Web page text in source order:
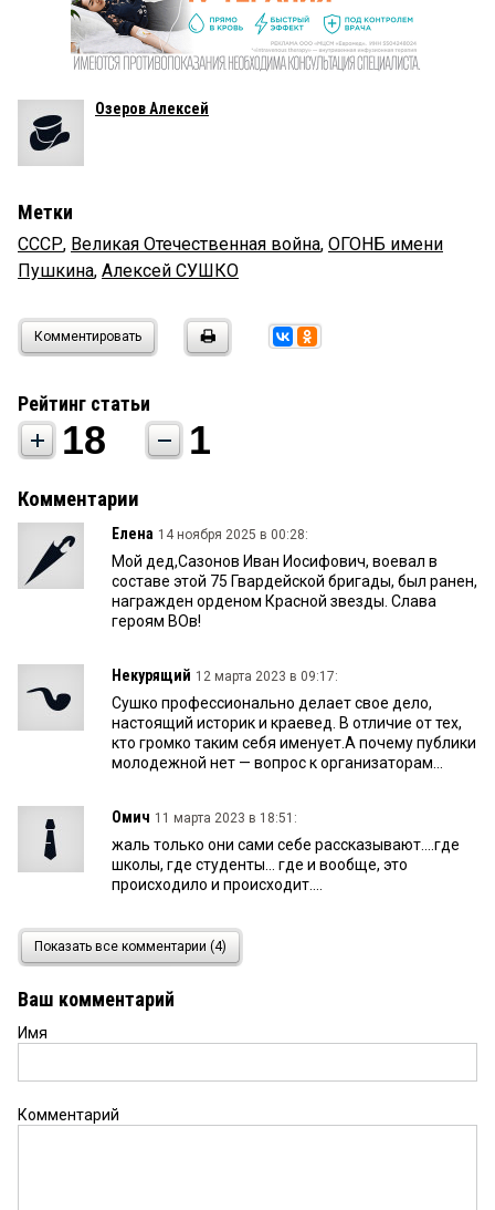
Озеров Алексей
Метки
СССР, Великая Отечественная война, ОГОНБ имени
Пушкина, Алексей СУШКО
Комментировать
Рейтинг статьи
18 1
Комментарии
Елена 14 ноября 2025 в 00:28:
Мой дед,Сазонов Иван Иосифович, воевал в
составе этой 75 Гвардейской бригады, был ранен,
награжден орденом Красной звезды. Слава
героям ВОв!
Некурящий 12 марта 2023 в 09:17:
Сушко профессионально делает свое дело,
настоящий историк и краевед. В отличие от тех,
кто громко таким себя именует.А почему публики
молодежной нет — вопрос к организаторам...
Омич 11 марта 2023 в 18:51:
жаль только они сами себе рассказывают....где
школы, где студенты... где и вообще, это
происходило и происходит....
11 марта 2023 в 13:38:
Профессор Сушко — замечательный историк и
своих вузовских коллег!
Показать все комментарии (4)
Ваш комментарий
Имя
Комментарий